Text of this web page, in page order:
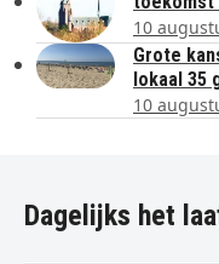
10
Grote
lokaal 35
10
Dagelijks het